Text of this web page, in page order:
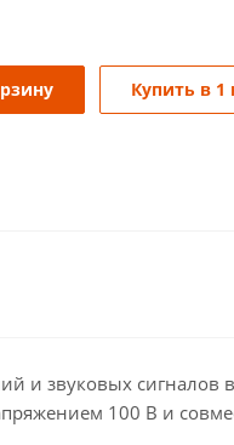
Купить в 1
и звуковых сигналов
100 В и